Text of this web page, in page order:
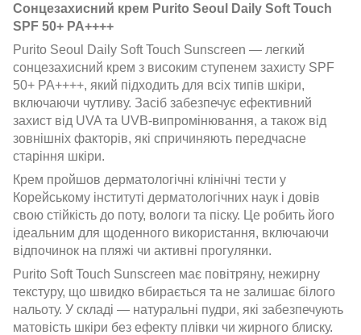
Сонцезахисний крем Purito Seoul Daily Soft Touch
SPF 50+ PA++++
Purito Seoul Daily Soft Touch Sunscreen — легкий
сонцезахисний крем з високим ступенем захисту SPF
50+ PA++++, який підходить для всіх типів шкіри,
включаючи чутливу. Засіб забезпечує ефективний
захист від UVA та UVB-випромінювання, а також від
зовнішніх факторів, які спричиняють передчасне
старіння шкіри.
Крем пройшов дерматологічні клінічні тести у
Корейському інституті дерматологічних наук і довів
свою стійкість до поту, вологи та піску. Це робить його
ідеальним для щоденного використання, включаючи
відпочинок на пляжі чи активні прогулянки.
Purito Soft Touch Sunscreen має повітряну, нежирну
текстуру, що швидко вбирається та не залишає білого
нальоту. У складі — натуральні пудри, які забезпечують
матовість шкіри без ефекту плівки чи жирного блиску.